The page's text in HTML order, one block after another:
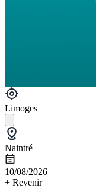
Limoges
Naintré
10/08/2026
+ Revenir